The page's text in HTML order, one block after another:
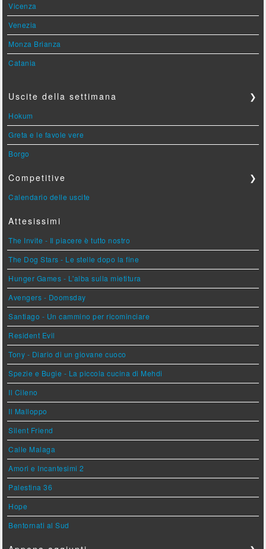
Vicenza
Venezia
Monza Brianza
Catania
Uscite della settimana ❯
Hokum
Greta e le favole vere
Borgo
Competitive ❯
Calendario delle uscite
Attesissimi
The Invite - Il piacere è tutto nostro
The Dog Stars - Le stelle dopo la fine
Hunger Games - L'alba sulla mietitura
Avengers - Doomsday
Santiago - Un cammino per ricominciare
Resident Evil
Tony - Diario di un giovane cuoco
Spezie e Bugie - La piccola cucina di Mehdi
Il Cileno
Il Malloppo
Silent Friend
Calle Malaga
Amori e Incantesimi 2
Palestina 36
Hope
Bentornati al Sud